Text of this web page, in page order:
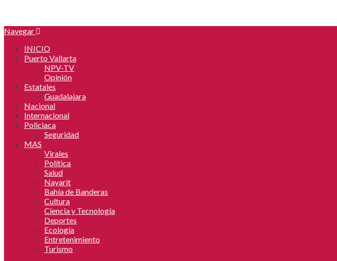
Navegar
INICIO
Puerto Vallarta
NPV-TV
Opinión
Estatales
Guadalajara
Nacional
Internacional
Policiaca
Seguridad
MAS
Virales
Política
Salud
Nayarit
Bahía de Banderas
Cultura
Ciencia y Tecnología
Deportes
Ecología
Entretenimiento
Turismo